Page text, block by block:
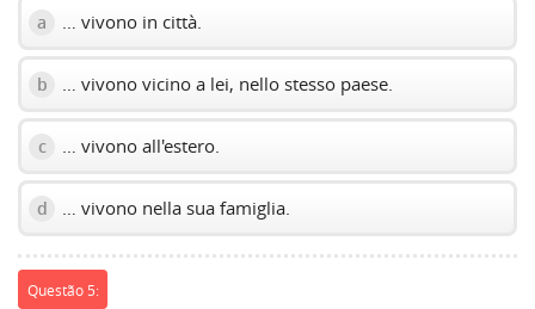
a … vivono in città.
b … vivono vicino a lei, nello stesso paese.
c … vivono all'estero.
d … vivono nella sua famiglia.
Questão 5: